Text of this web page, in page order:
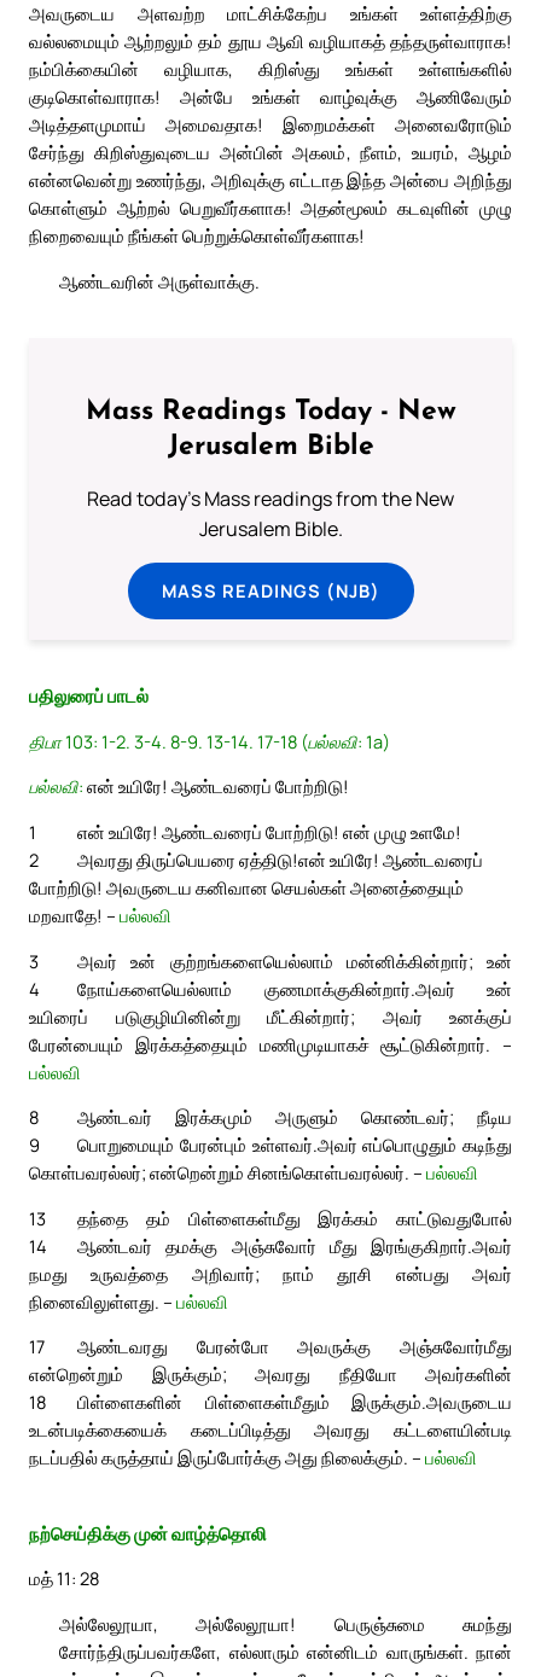
அவருடைய அளவற்ற மாட்சிக்கேற்ப உங்கள் உள்ளத்திற்கு
வல்லமையும் ஆற்றலும் தம் தூய ஆவி வழியாகத் தந்தருள்வாராக!
நம்பிக்கையின் வழியாக, கிறிஸ்து உங்கள் உள்ளங்களில்
குடிகொள்வாராக! அன்பே உங்கள் வாழ்வுக்கு ஆணிவேரும்
அடித்தளமுமாய் அமைவதாக! இறைமக்கள் அனைவரோடும்
சேர்ந்து கிறிஸ்துவுடைய அன்பின் அகலம், நீளம், உயரம், ஆழம்
என்னவென்று உணர்ந்து, அறிவுக்கு எட்டாத இந்த அன்பை அறிந்து
கொள்ளும் ஆற்றல் பெறுவீர்களாக! அதன்மூலம் கடவுளின் முழு
நிறைவையும் நீங்கள் பெற்றுக்கொள்வீர்களாக!
ஆண்டவரின் அருள்வாக்கு.
Mass Readings Today - New
Jerusalem Bible
Read today's Mass readings from the New
Jerusalem Bible.
MASS READINGS (NJB)
பதிலுரைப் பாடல்
திபா 103: 1-2. 3-4. 8-9. 13-14. 17-18 (பல்லவி: 1a)
பல்லவி: என் உயிரே! ஆண்டவரைப் போற்றிடு!
1
என் உயிரே! ஆண்டவரைப் போற்றிடு! என் முழு உளமே!
அவரது திருப்பெயரை ஏத்திடு!
2
என் உயிரே! ஆண்டவரைப்
போற்றிடு! அவருடைய கனிவான செயல்கள் அனைத்தையும்
மறவாதே! – பல்லவி
3
அவர் உன் குற்றங்களையெல்லாம் மன்னிக்கின்றார்; உன்
நோய்களையெல்லாம் குணமாக்குகின்றார்.
4
அவர் உன்
உயிரைப் படுகுழியினின்று மீட்கின்றார்; அவர் உனக்குப்
பேரன்பையும் இரக்கத்தையும் மணிமுடியாகச் சூட்டுகின்றார். –
பல்லவி
8
ஆண்டவர் இரக்கமும் அருளும் கொண்டவர்; நீடிய
பொறுமையும் பேரன்பும் உள்ளவர்.
9
அவர் எப்பொழுதும் கடிந்து
கொள்பவரல்லர்; என்றென்றும் சினங்கொள்பவரல்லர். – பல்லவி
13
தந்தை தம் பிள்ளைகள்மீது இரக்கம் காட்டுவதுபோல்
ஆண்டவர் தமக்கு அஞ்சுவோர் மீது இரங்குகிறார்.
14
அவர்
நமது உருவத்தை அறிவார்; நாம் தூசி என்பது அவர்
நினைவிலுள்ளது. – பல்லவி
17
ஆண்டவரது பேரன்போ அவருக்கு அஞ்சுவோர்மீது
என்றென்றும் இருக்கும்; அவரது நீதியோ அவர்களின்
பிள்ளைகளின் பிள்ளைகள்மீதும் இருக்கும்.
18
அவருடைய
உடன்படிக்கையைக் கடைப்பிடித்து அவரது கட்டளையின்படி
நடப்பதில் கருத்தாய் இருப்போர்க்கு அது நிலைக்கும். – பல்லவி
நற்செய்திக்கு முன் வாழ்த்தொலி
மத் 11: 28
அல்லேலூயா, அல்லேலூயா! பெருஞ்சுமை சுமந்து
சோர்ந்திருப்பவர்களே, எல்லாரும் என்னிடம் வாருங்கள். நான்